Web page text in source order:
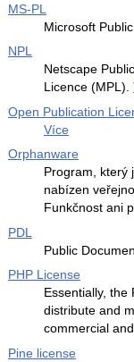
MS-PL
Microsoft
NPL
Netscape
Licence (MPL).
Open Publication
Více
Orphanware
Program, který
nabízen
Funkčnost ani
PDL
Public
PHP License
Essentially, the
distribute and
commercial
Pine license